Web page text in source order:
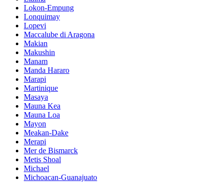
Lokon-Empung
Lonquimay
Lopevi
Maccalube di Aragona
Makian
Makushin
Manam
Manda Hararo
Marapi
Martinique
Masaya
Mauna Kea
Mauna Loa
Mayon
Meakan-Dake
Merapi
Mer de Bismarck
Metis Shoal
Michael
Michoacan-Guanajuato